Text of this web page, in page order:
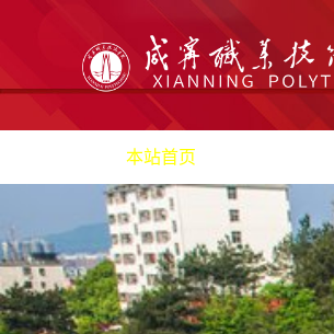
本站首页